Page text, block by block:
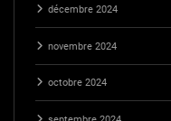
décembre 2024
novembre 2024
octobre 2024